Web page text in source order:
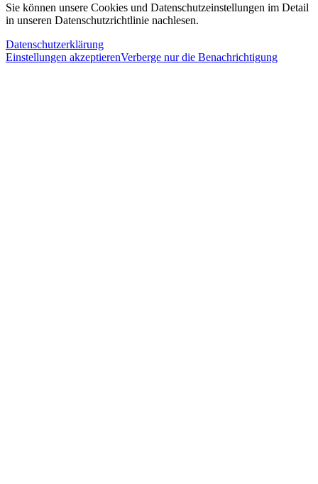
Sie können unsere Cookies und Datenschutzeinstellungen im Detail
in unseren Datenschutzrichtlinie nachlesen.
Datenschutzerklärung
Einstellungen akzeptierenVerberge nur die Benachrichtigung